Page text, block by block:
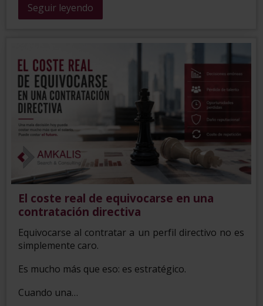
Seguir leyendo
El coste real de equivocarse en una
contratación directiva
Equivocarse al contratar a un perfil directivo no es
simplemente caro.
Es mucho más que eso: es estratégico.
Cuando una…